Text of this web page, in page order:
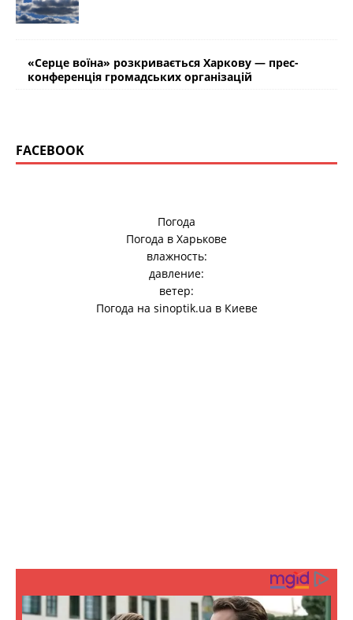
«Серце воїна» розкривається Харкову — прес-
конференція громадських організацій
FACEBOOK
Погода
Погода в Харькове
влажность:
давление:
ветер:
Погода на sinoptik.ua в Киеве